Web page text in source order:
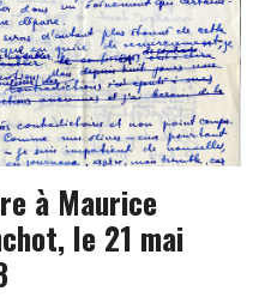
à Maurice
le 21 mai